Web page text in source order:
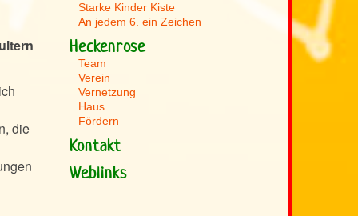
die
Starke Kinder Kiste
An jedem 6. ein Zeichen
Heckenrose
Team
Verein
Vernetzung
Haus
Fördern
Kontakt
Weblinks